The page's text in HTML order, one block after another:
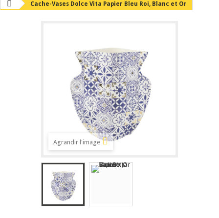
Cache-Vases Dolce Vita Papier Bleu Roi, Blanc et Or
Agrandir l'image